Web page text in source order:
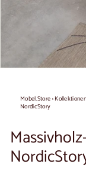
Mobel.Store›Kollektionen
NordicStory